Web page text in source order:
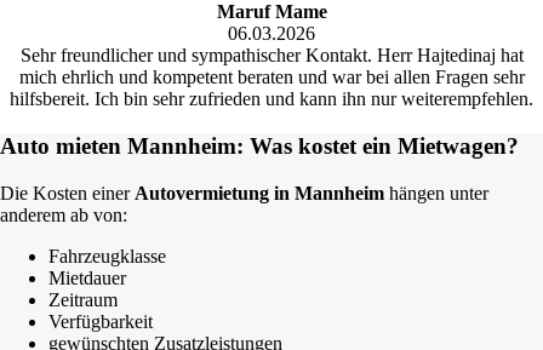
Maruf Mame
06.03.2026
Sehr freundlicher und sympathischer Kontakt. Herr Hajtedinaj hat
mich ehrlich und kompetent beraten und war bei allen Fragen sehr
hilfsbereit. Ich bin sehr zufrieden und kann ihn nur weiterempfehlen.
Auto mieten Mannheim: Was kostet ein Mietwagen?
Die Kosten einer Autovermietung in Mannheim hängen unter
anderem ab von:
Fahrzeugklasse
Mietdauer
Zeitraum
Verfügbarkeit
gewünschten Zusatzleistungen